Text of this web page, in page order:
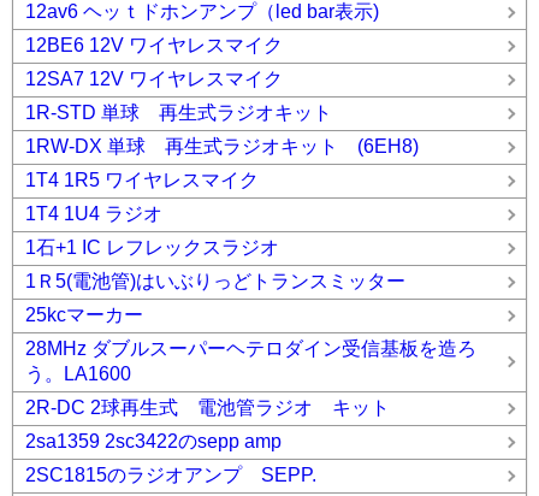
12av6 ヘッｔドホンアンプ（led bar表示)
12BE6 12V ワイヤレスマイク
12SA7 12V ワイヤレスマイク
1R-STD 単球 再生式ラジオキット
1RW-DX 単球 再生式ラジオキット (6EH8)
1T4 1R5 ワイヤレスマイク
1T4 1U4 ラジオ
1石+1 IC レフレックスラジオ
1Ｒ5(電池管)はいぶりっどトランスミッター
25kcマーカー
28MHz ダブルスーパーヘテロダイン受信基板を造ろ
う。LA1600
2R-DC 2球再生式 電池管ラジオ キット
2sa1359 2sc3422のsepp amp
2SC1815のラジオアンプ SEPP.